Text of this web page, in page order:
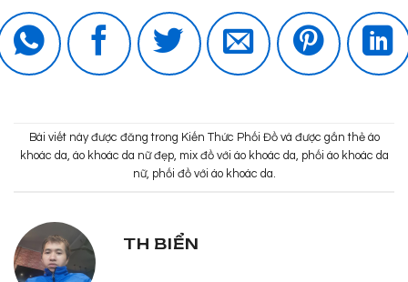
Bài viết này được đăng trong Kiến Thức Phối Đồvà được gắn thẻ áo
khoác da, áo khoác da nữ đẹp, mix đồ với áo khoác da, phối áo khoác da
nữ, phối đồ với áo khoác da.
TH BIỂN